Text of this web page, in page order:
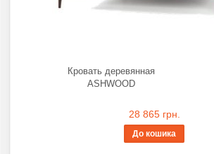
Кровать деревянная
ASHWOOD
28 865 грн.
До кошика